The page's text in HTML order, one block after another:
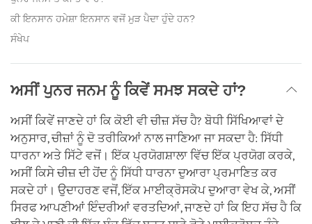
ਕੀ ਇਨਸਾਨ ਹਮੇਸ਼ਾ ਇਨਸਾਨ ਵਜੋਂ ਮੁੜ ਪੈਦਾ ਹੁੰਦੇ ਹਨ?
ਸੰਖੇਪ
ਅਸੀਂ ਪੁਨਰ ਜਨਮ ਨੂੰ ਕਿਵੇਂ ਸਮਝ ਸਕਦੇ ਹਾਂ?
ਅਸੀਂ ਕਿਵੇਂ ਜਾਣਦੇ ਹਾਂ ਕਿ ਕੋਈ ਵੀ ਚੀਜ਼ ਸੱਚ ਹੈ? ਬੋਧੀ ਸਿੱਖਿਆਵਾਂ ਦੇ
ਅਨੁਸਾਰ, ਚੀਜ਼ਾਂ ਨੂੰ ਦੋ ਤਰੀਕਿਆਂ ਨਾਲ ਜਾਣਿਆ ਜਾ ਸਕਦਾ ਹੈ: ਸਿੱਧੀ
ਧਾਰਨਾ ਅਤੇ ਸਿੱਟੇ ਵਜੋਂ। ਇੱਕ ਪ੍ਰਯੋਗਸ਼ਾਲਾ ਵਿੱਚ ਇੱਕ ਪ੍ਰਯੋਗ ਕਰਕੇ,
ਅਸੀਂ ਕਿਸੇ ਚੀਜ਼ ਦੀ ਹੋਂਦ ਨੂੰ ਸਿੱਧੀ ਧਾਰਨਾ ਦੁਆਰਾ ਪ੍ਰਮਾਣਿਤ ਕਰ
ਸਕਦੇ ਹਾਂ। ਉਦਾਹਰਣ ਵਜੋਂ, ਇੱਕ ਮਾਈਕ੍ਰੋਸਕੋਪ ਦੁਆਰਾ ਵੇਖ ਕੇ, ਅਸੀਂ
ਸਿਰਫ ਆਪਣੀਆਂ ਇੰਦਰੀਆਂ ਵਰਤਦਿਆਂ, ਜਾਣਦੇ ਹਾਂ ਕਿ ਇਹ ਸੱਚ ਹੈ ਕਿ